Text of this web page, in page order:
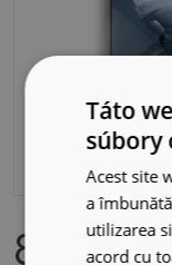
84.99
Táto
súbory
Acest site
a
utilizarea
acord cu